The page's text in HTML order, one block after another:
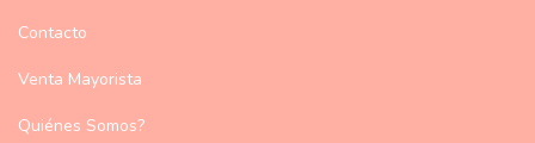
Contacto
Venta Mayorista
Quiénes Somos?